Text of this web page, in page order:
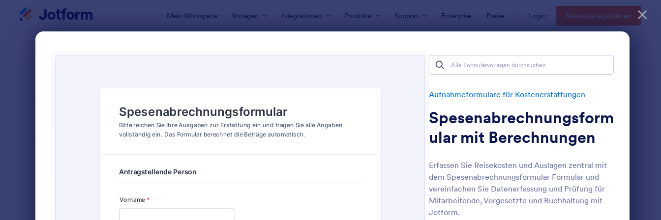
Mein Workspace Vorlagen Integrationen Produkte Support Enterprise Preise Login Kostenlos registrieren
Aufnahmeformulare für Kostenerstattungen
Spesenabrechnungsform
ular mit Berechnungen
Erfassen Sie Reisekosten und Auslagen zentral mit
dem Spesenabrechnungsformular Formular und
vereinfachen Sie Datenerfassung und Prüfung für
Mitarbeitende, Vorgesetzte und Buchhaltung mit
Jotform.
Aufnahmeformulare für Kostenerstattungen
: Spesenabrechnungsformular Mit Berechnungen: Reisevorschussantrag Formular ✈️ Vorschau:
Klassisch
676